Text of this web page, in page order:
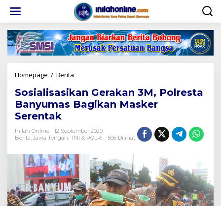
konten
Homepage / Berita
3M,
Polresta
Banyumas
Masker
Serentak
Sosialisasikan Gerakan 3M, Polresta
Banyumas Bagikan Masker
Serentak
Inilah Online
12 September 2020
Berita Jawa Tengah TNI & POLRI 506 Dilihat